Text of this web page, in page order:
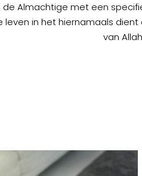
Almachtige met een
leven in het hiernamaals
van